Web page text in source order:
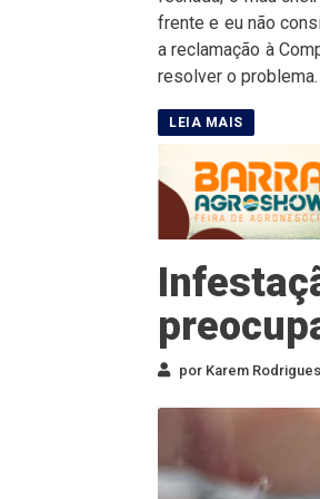
frente e eu não
a reclamação à
resolver o problema.
por Karem